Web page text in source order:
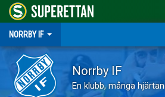
NORRBY IF
Norrby IF
En klubb, många hjärtan